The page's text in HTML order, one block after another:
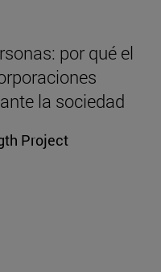
por qué el
la sociedad
Project